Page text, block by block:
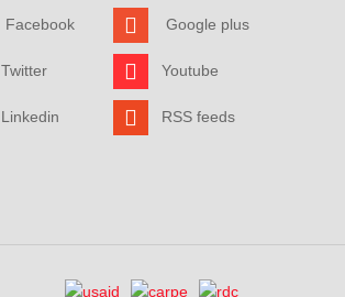
Facebook
Twitter
Linkedin
Google plus
Youtube
RSS feeds